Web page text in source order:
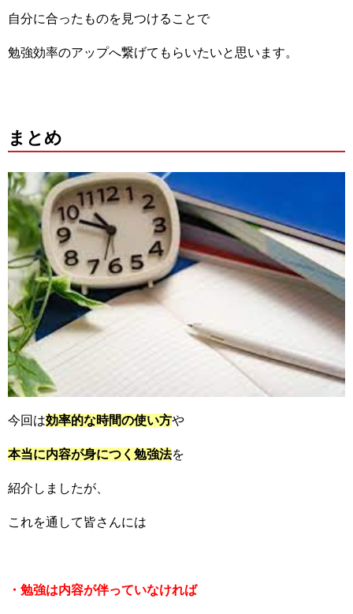
自分に合ったものを見つけることで
勉強効率のアップへ繋げてもらいたいと思います。
まとめ
今回は効率的な時間の使い方や
本当に内容が身につく勉強法を
紹介しましたが、
これを通して皆さんには
・勉強は内容が伴っていなければ